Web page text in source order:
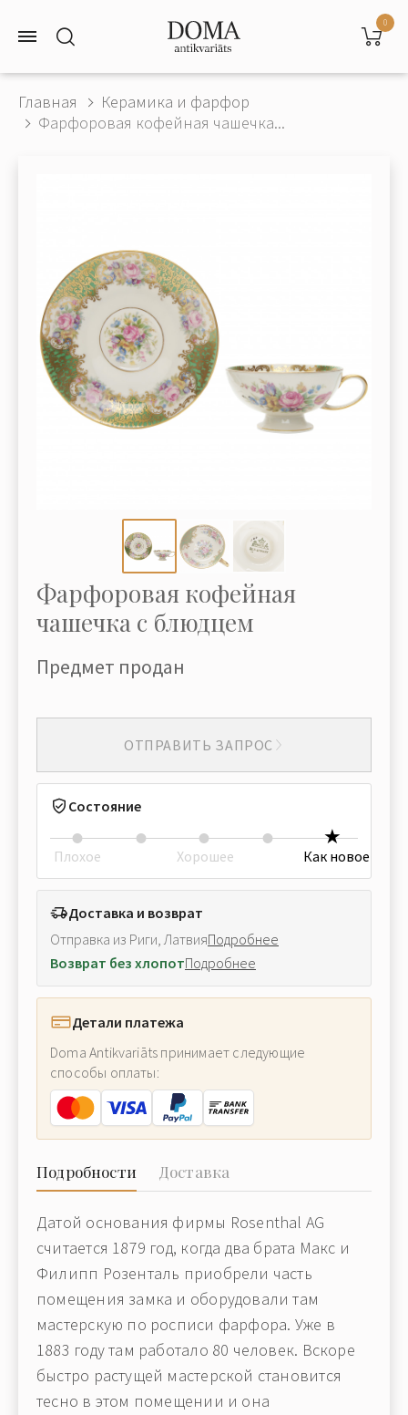
0
Главная
Керамика и фарфор
Фарфоровая кофейная чашечка...
Фарфоровая кофейная
чашечка с блюдцем
Предмет продан
ОТПРАВИТЬ ЗАПРОС
Состояние
Плохое Хорошее Как новое
Доставка и возврат
Отправка из Риги, ЛатвияПодробнее
Возврат без хлопотПодробнее
Детали платежа
Doma Antikvariāts принимает следующие
способы оплаты:
Подробности Доставка
Датой основания фирмы Rosenthal AG
считается 1879 год, когда два брата Макс и
Филипп Розенталь приобрели часть
помещения замка и оборудовали там
мастерскую по росписи фарфора. Уже в
1883 году там работало 80 человек. Вскоре
быстро растущей мастерской становится
тесно в этом помещении и она